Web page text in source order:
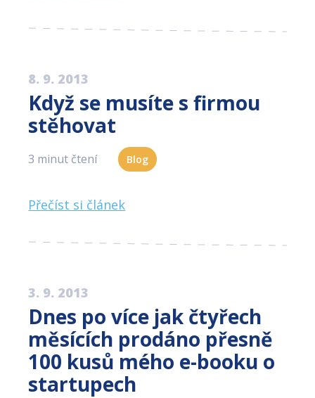
8. 9. 2013
Když se musíte s firmou
stěhovat
3 minut čtení Blog
Přečíst si článek
3. 9. 2013
Dnes po více jak čtyřech
měsících prodáno přesně
100 kusů mého e-booku o
startupech